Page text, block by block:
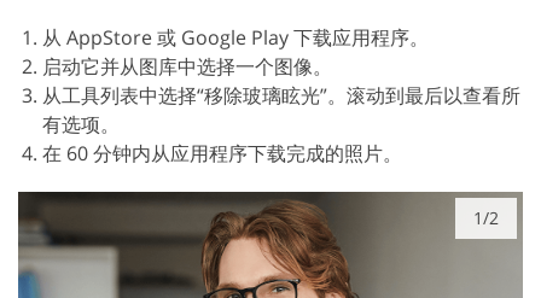
从 AppStore 或 Google Play 下载应用程序。
启动它并从图库中选择一个图像。
从工具列表中选择“移除玻璃眩光”。滚动到最后以查看所
有选项。
在 60 分钟内从应用程序下载完成的照片。
1/2